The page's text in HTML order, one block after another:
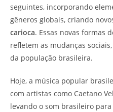
seguintes, incorporando
gêneros globais, criando
carioca. Essas novas formas
refletem as mudanças
da população brasileira.
Hoje, a música popular
com artistas como Caetano
levando o som brasileiro